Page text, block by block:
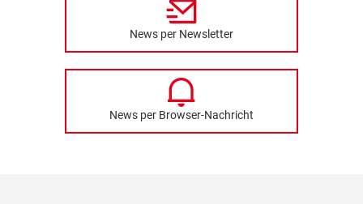
News per Newsletter
News per Browser-Nachricht